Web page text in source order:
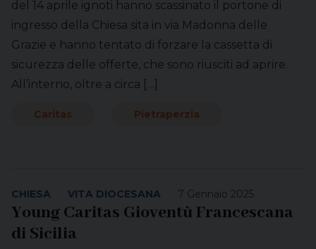
del 14 aprile ignoti hanno scassinato il portone di
ingresso della Chiesa sita in via Madonna delle
Grazie e hanno tentato di forzare la cassetta di
sicurezza delle offerte, che sono riusciti ad aprire.
All’interno, oltre a circa […]
Caritas Pietraperzia
7 Gennaio 2025
CHIESA VITA DIOCESANA
Young Caritas Gioventù Francescana
di Sicilia